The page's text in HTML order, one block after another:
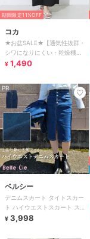
期間限定11%OFF
コカ
★お盆SALE★【通気性抜群・
シワになりにくい・乾燥機
OK】ライトエンボスIラインス
¥ 1,490
PR
ベルシー
デニムスカート タイトスカー
ト ハイウエストスカート スト
レッチデニム 膝丈 レディース
¥ 3,998